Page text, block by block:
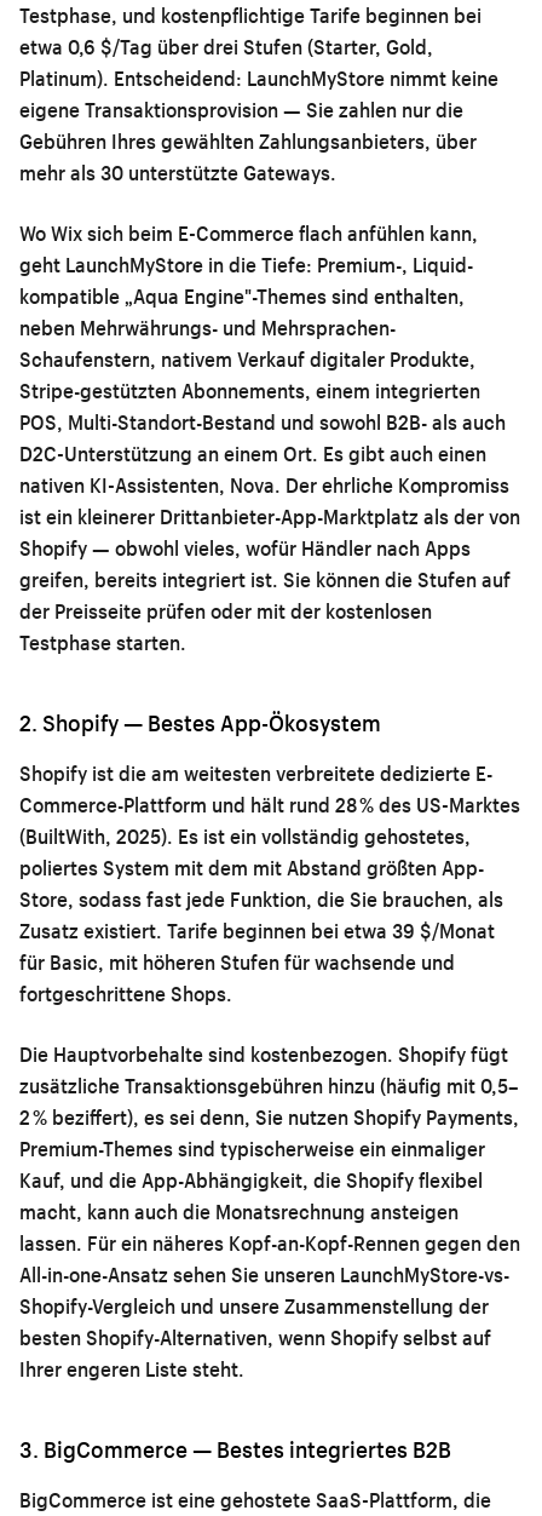
Testphase, und kostenpflichtige Tarife beginnen bei
etwa 0,6 $/Tag über drei Stufen (Starter, Gold,
Platinum). Entscheidend: LaunchMyStore nimmt keine
eigene Transaktionsprovision — Sie zahlen nur die
Gebühren Ihres gewählten Zahlungsanbieters, über
mehr als 30 unterstützte Gateways.
Wo Wix sich beim E-Commerce flach anfühlen kann,
geht LaunchMyStore in die Tiefe: Premium-, Liquid-
kompatible „Aqua Engine"-Themes sind enthalten,
neben Mehrwährungs- und Mehrsprachen-
Schaufenstern, nativem Verkauf digitaler Produkte,
Stripe-gestützten Abonnements, einem integrierten
POS, Multi-Standort-Bestand und sowohl B2B- als auch
D2C-Unterstützung an einem Ort. Es gibt auch einen
nativen KI-Assistenten, Nova. Der ehrliche Kompromiss
ist ein kleinerer Drittanbieter-App-Marktplatz als der von
Shopify — obwohl vieles, wofür Händler nach Apps
greifen, bereits integriert ist. Sie können die Stufen auf
der Preisseite prüfen oder mit der kostenlosen
Testphasestarten.
2. Shopify — Bestes App-Ökosystem
Shopify ist die am weitesten verbreitete dedizierte E-
Commerce-Plattform und hält rund 28 % des US-Marktes
(BuiltWith, 2025). Es ist ein vollständig gehostetes,
poliertes System mit dem mit Abstand größten App-
Store, sodass fast jede Funktion, die Sie brauchen, als
Zusatz existiert. Tarife beginnen bei etwa 39 $/Monat
für Basic, mit höheren Stufen für wachsende und
fortgeschrittene Shops.
Die Hauptvorbehalte sind kostenbezogen. Shopify fügt
zusätzliche Transaktionsgebühren hinzu (häufig mit 0,5–
2 % beziffert), es sei denn, Sie nutzen Shopify Payments,
Premium-Themes sind typischerweise ein einmaliger
Kauf, und die App-Abhängigkeit, die Shopify flexibel
macht, kann auch die Monatsrechnung ansteigen
lassen. Für ein näheres Kopf-an-Kopf-Rennen gegen den
All-in-one-Ansatz sehen Sie unseren LaunchMyStore-vs-
Shopify-Vergleich und unsere Zusammenstellung der
besten Shopify-Alternativen, wenn Shopify selbst auf
Ihrer engeren Liste steht.
3. BigCommerce — Bestes integriertes B2B
BigCommerce ist eine gehostete SaaS-Plattform, die